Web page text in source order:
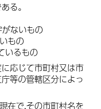
る。
ないもの
もの
いるもの
応じて市町村又は市
等の管轄区分によっ
在で,その市町村名を